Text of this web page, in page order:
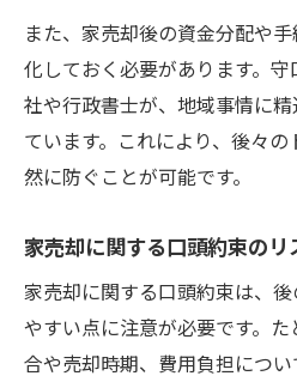
また、家売却後の資金分配や
化しておく必要があります。
社や行政書士が、地域事情に
ています。これにより、後々
然に防ぐことが可能です。
家売却に関する口頭約束の
家売却に関する口頭約束は、
やすい点に注意が必要です。
合や売却時期、費用負担につい